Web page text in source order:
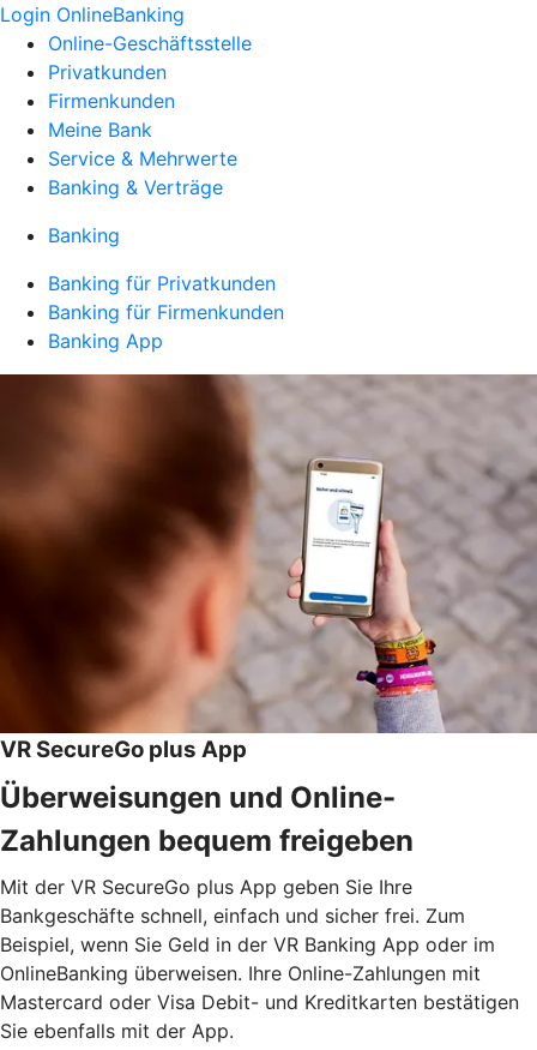
Login OnlineBanking
Online-Geschäftsstelle
Privatkunden
Firmenkunden
Meine Bank
Service & Mehrwerte
Banking & Verträge
Banking
Banking für Privatkunden
Banking für Firmenkunden
Banking App
VR SecureGo plus App
Überweisungen und Online-
Zahlungen bequem freigeben
Mit der VR SecureGo plus App geben Sie Ihre
Bankgeschäfte schnell, einfach und sicher frei. Zum
Beispiel, wenn Sie Geld in der VR Banking App oder im
OnlineBanking überweisen. Ihre Online-Zahlungen mit
Mastercard oder Visa Debit- und Kreditkarten bestätigen
Sie ebenfalls mit der App.